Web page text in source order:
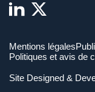
Mentions légales
Politiques et avis de
Site Designed &